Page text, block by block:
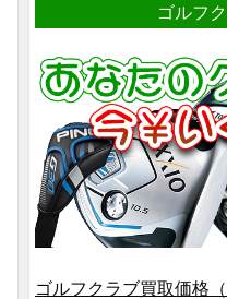
ゴルフ
ゴルフクラブ買取価格